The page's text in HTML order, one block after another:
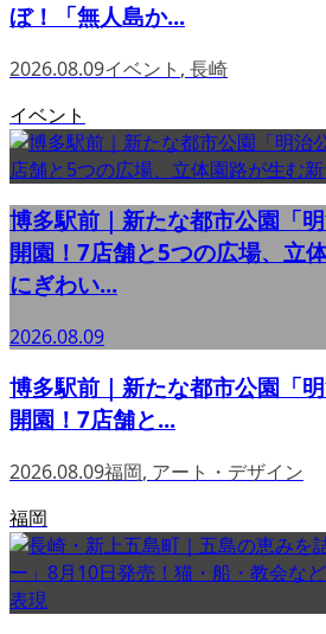
ぼ！「無人島か...
2026.08.09イベント , 長崎
イベント
博多駅前｜新たな都市公園「
開園！7店舗と5つの広場、立
にぎわい...
2026.08.09
博多駅前｜新たな都市公園「
開園！7店舗と...
2026.08.09福岡, アート・デザイン
福岡